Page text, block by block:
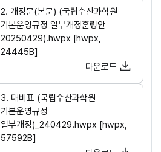
2. 개정문(본문) (국립수산과학원
기본운영규정 일부개정훈령안
20250429).hwpx [hwpx,
24445B]
다운로드
3. 대비표 (국립수산과학원
기본운영규정
일부개정)_240429.hwpx [hwpx,
57592B]